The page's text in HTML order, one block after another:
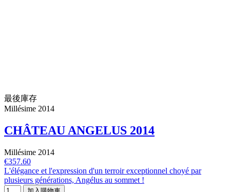
最後庫存
Millésime 2014
CHÂTEAU ANGELUS 2014
Millésime 2014
€357.60
L'élégance et l'expression d'un terroir exceptionnel choyé par
plusieurs générations, Angélus au sommet !